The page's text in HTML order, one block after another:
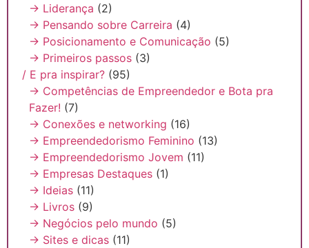
→ Liderança (2)
→ Pensando sobre Carreira (4)
→ Posicionamento e Comunicação (5)
→ Primeiros passos (3)
/ E pra inspirar? (95)
→ Competências de Empreendedor e Bota pra
Fazer! (7)
→ Conexões e networking (16)
→ Empreendedorismo Feminino (13)
→ Empreendedorismo Jovem (11)
→ Empresas Destaques (1)
→ Ideias (11)
→ Livros (9)
→ Negócios pelo mundo (5)
→ Sites e dicas (11)